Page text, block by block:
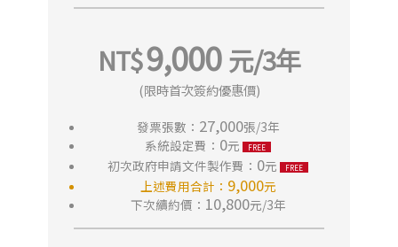
9,000
(限時首次簽約優惠價)
發票張數： 27,000張/3年
系統設定費： 0元
初次政府申請文件製作費： 0元
上述費用合計： 9,000元
下次續約價： 10,800元/3年